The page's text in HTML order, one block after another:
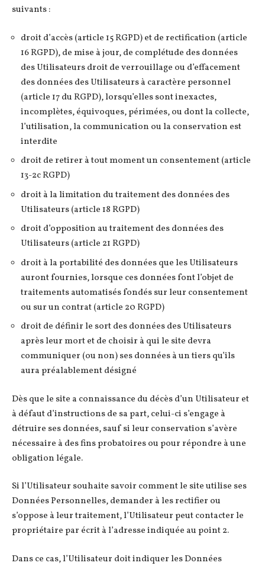
suivants :
droit d’accès (article 15 RGPD) et de rectification (article
16 RGPD), de mise à jour, de complétude des données
des Utilisateurs droit de verrouillage ou d’effacement
des données des Utilisateurs à caractère personnel
(article 17 du RGPD), lorsqu’elles sont inexactes,
incomplètes, équivoques, périmées, ou dont la collecte,
l’utilisation, la communication ou la conservation est
interdite
droit de retirer à tout moment un consentement (article
13-2c RGPD)
droit à la limitation du traitement des données des
Utilisateurs (article 18 RGPD)
droit d’opposition au traitement des données des
Utilisateurs (article 21 RGPD)
droit à la portabilité des données que les Utilisateurs
auront fournies, lorsque ces données font l’objet de
traitements automatisés fondés sur leur consentement
ou sur un contrat (article 20 RGPD)
droit de définir le sort des données des Utilisateurs
après leur mort et de choisir à qui le site devra
communiquer (ou non) ses données à un tiers qu’ils
aura préalablement désigné
Dès que le site a connaissance du décès d’un Utilisateur et
à défaut d’instructions de sa part, celui-ci s’engage à
détruire ses données, sauf si leur conservation s’avère
nécessaire à des fins probatoires ou pour répondre à une
obligation légale.
Si l’Utilisateur souhaite savoir comment le site utilise ses
Données Personnelles, demander à les rectifier ou
s’oppose à leur traitement, l’Utilisateur peut contacter le
propriétaire par écrit à l’adresse indiquée au point 2.
Dans ce cas, l’Utilisateur doit indiquer les Données